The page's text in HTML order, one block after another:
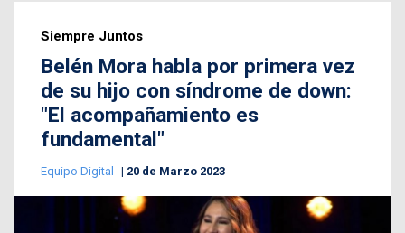
Siempre Juntos
Belén Mora habla por primera vez
de su hijo con síndrome de down:
"El acompañamiento es
fundamental"
Equipo Digital 20 de Marzo 2023